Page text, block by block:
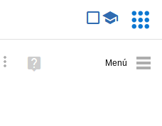
Búsqueda avanzada
Ayuda
(en